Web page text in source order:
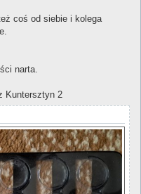
coś od siebie i kolega
narta.
Kuntersztyn 2